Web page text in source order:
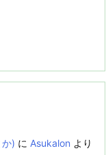
) に Asukalon より